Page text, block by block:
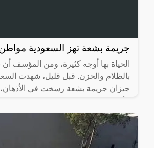
جريمة بشعة تهز السعودية
الحياة بها أوجه كثيرة، ومن المؤسف أن
بالظلام والحزن. قبل قليل، شهدت
جيزان جريمة بشعة رسخت في